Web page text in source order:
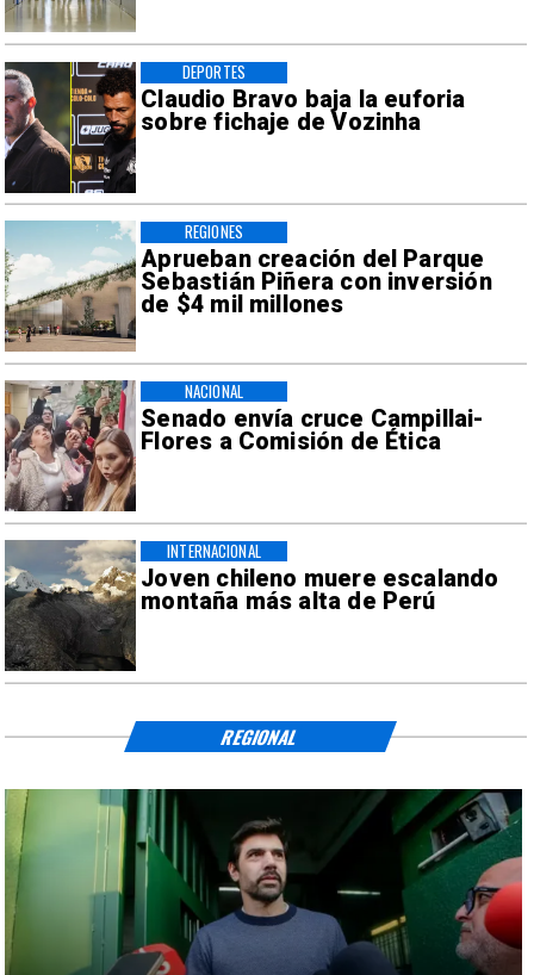
Claudio Bravo baja la euforia
sobre fichaje de Vozinha
DEPORTES
Aprueban creación del Parque
Sebastián Piñera con inversión
de $4 mil millones
REGIONES
Senado envía cruce Campillai-
Flores a Comisión de Ética
NACIONAL
Joven chileno muere escalando
montaña más alta de Perú
INTERNACIONAL
REGIONAL